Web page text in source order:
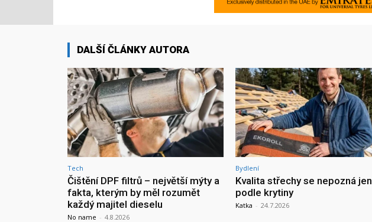
DALŠÍ ČLÁNKY AUTORA
Tech
Čištění DPF filtrů – největší mýty a
fakta, kterým by měl rozumět
každý majitel dieselu
No name - 4.8.2026
Bydlení
Kvalita střechy se nepozná jen
podle krytiny
Katka - 24.7.2026